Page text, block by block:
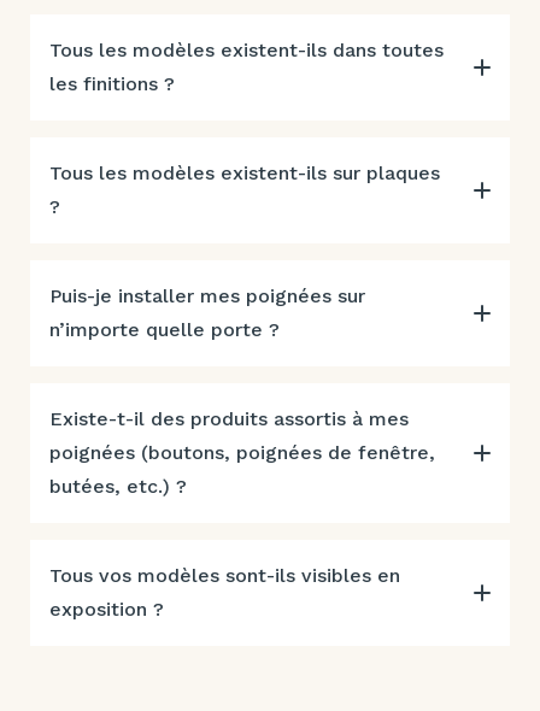
Tous les modèles existent-ils dans toutes
les finitions ?
Tous les modèles existent-ils sur plaques
?
Puis-je installer mes poignées sur
n’importe quelle porte ?
Existe-t-il des produits assortis à mes
poignées (boutons, poignées de fenêtre,
butées, etc.) ?
Tous vos modèles sont-ils visibles en
exposition ?